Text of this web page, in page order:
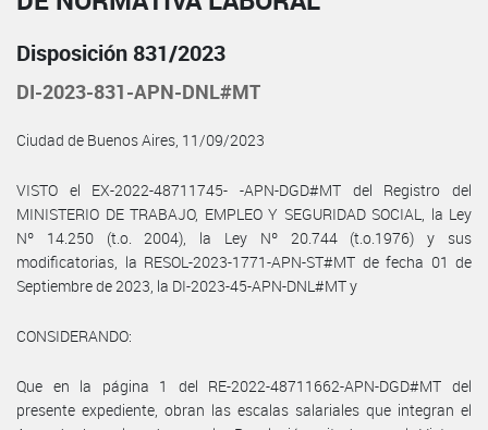
Disposición 831/2023
DI-2023-831-APN-DNL#MT
Ciudad de Buenos Aires, 11/09/2023
VISTO el EX-2022-48711745- -APN-DGD#MT del Registro del
MINISTERIO DE TRABAJO, EMPLEO Y SEGURIDAD SOCIAL, la Ley
Nº 14.250 (t.o. 2004), la Ley Nº 20.744 (t.o.1976) y sus
modificatorias, la RESOL-2023-1771-APN-ST#MT de fecha 01 de
Septiembre de 2023, la DI-2023-45-APN-DNL#MT y
CONSIDERANDO:
Que en la página 1 del RE-2022-48711662-APN-DGD#MT del
presente expediente, obran las escalas salariales que integran el